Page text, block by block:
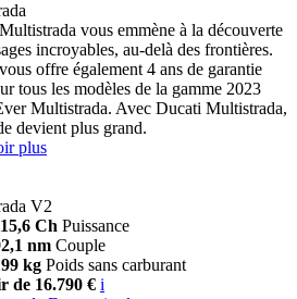
vous emmène à la découverte
incroyables, au-delà des frontières.
offre également 4 ans de garantie
tous les modèles de la gamme 2023
Multistrada. Avec Ducati Multistrada,
devient plus grand.
plus
V2
Ch Puissance
nm Couple
kg Poids sans carburant
de 16.790 € i